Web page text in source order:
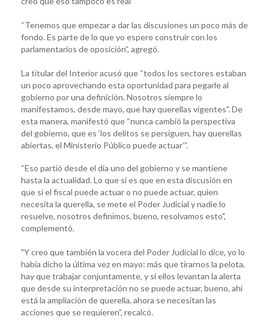
“Tenemos que empezar a dar las discusiones un poco más de
fondo. Es parte de lo que yo espero construir con los
parlamentarios de oposición”, agregó.
La titular del Interior acusó que “todos los sectores estaban
un poco aprovechando esta oportunidad para pegarle al
gobierno por una definición. Nosotros siempre lo
manifestamos, desde mayo, que hay querellas vigentes". De
esta manera, manifestó que “nunca cambió la perspectiva
del gobierno, que es ‘los delitos se persiguen, hay querellas
abiertas, el Ministerio Público puede actuar’”.
“Eso partió desde el día uno del gobierno y se mantiene
hasta la actualidad. Lo que sí es que en esta discusión en
que si el fiscal puede actuar o no puede actuar, quien
necesita la querella, se mete el Poder Judicial y nadie lo
resuelve, nosotros definimos, bueno, resolvamos esto",
complementó.
"Y creo que también la vocera del Poder Judicial lo dice, yo lo
había dicho la última vez en mayo: más que tirarnos la pelota,
hay que trabajar conjuntamente, y si ellos levantan la alerta
que desde su interpretación no se puede actuar, bueno, ahí
está la ampliación de querella, ahora se necesitan las
acciones que se requieren”, recalcó.